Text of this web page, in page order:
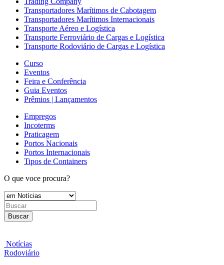
Transportadores Marítimos de Cabotagem
Transportadores Marítimos Internacionais
Transporte Aéreo e Logística
Transporte Ferroviário de Cargas e Logística
Transporte Rodoviário de Cargas e Logística
Curso
Eventos
Feira e Conferência
Guia Eventos
Prêmios | Lançamentos
Empregos
Incoterms
Praticagem
Portos Nacionais
Portos Internacionais
Tipos de Containers
O que voce procura?
Buscar
Notícias
Rodoviário